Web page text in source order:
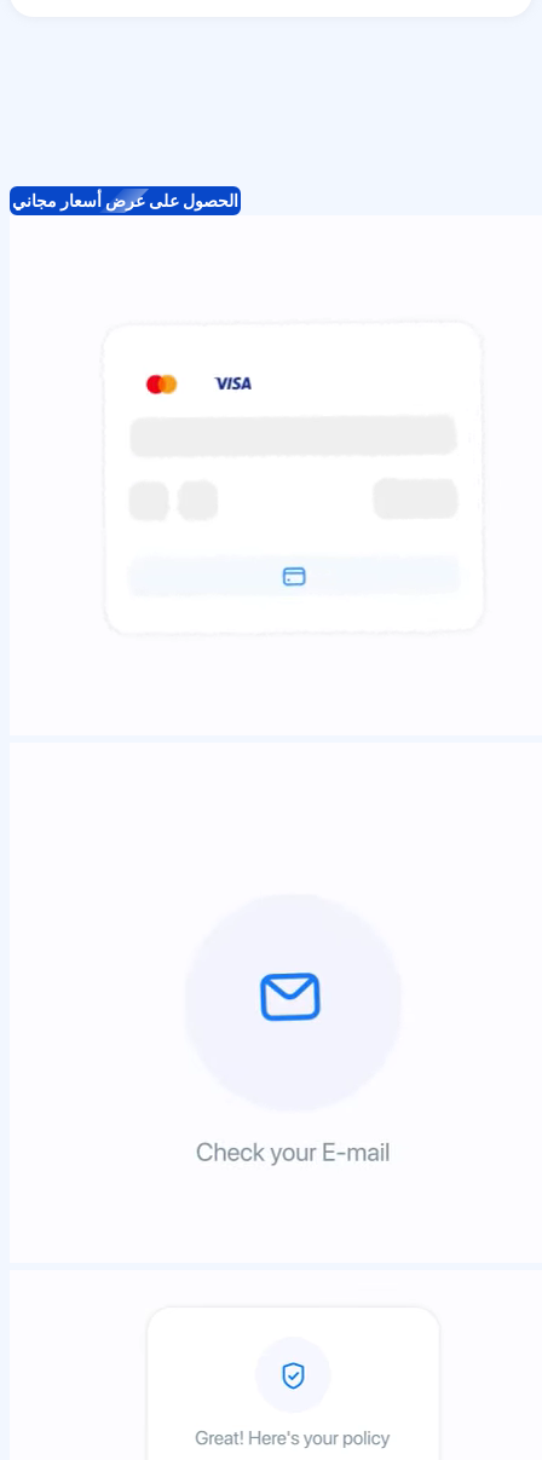
الحصول على عرض أسعار مجاني